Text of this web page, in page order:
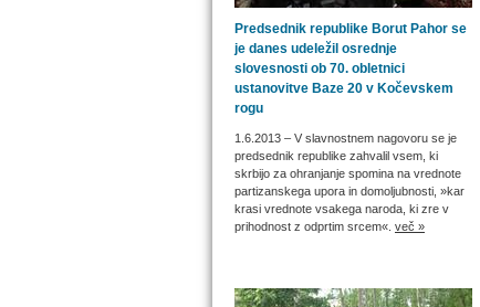
Predsednik republike Borut Pahor se
je danes udeležil osrednje
slovesnosti ob 70. obletnici
ustanovitve Baze 20 v Kočevskem
rogu
1.6.2013 – V slavnostnem nagovoru se je
predsednik republike zahvalil vsem, ki
skrbijo za ohranjanje spomina na vrednote
partizanskega upora in domoljubnosti, »kar
krasi vrednote vsakega naroda, ki zre v
prihodnost z odprtim srcem«. več »